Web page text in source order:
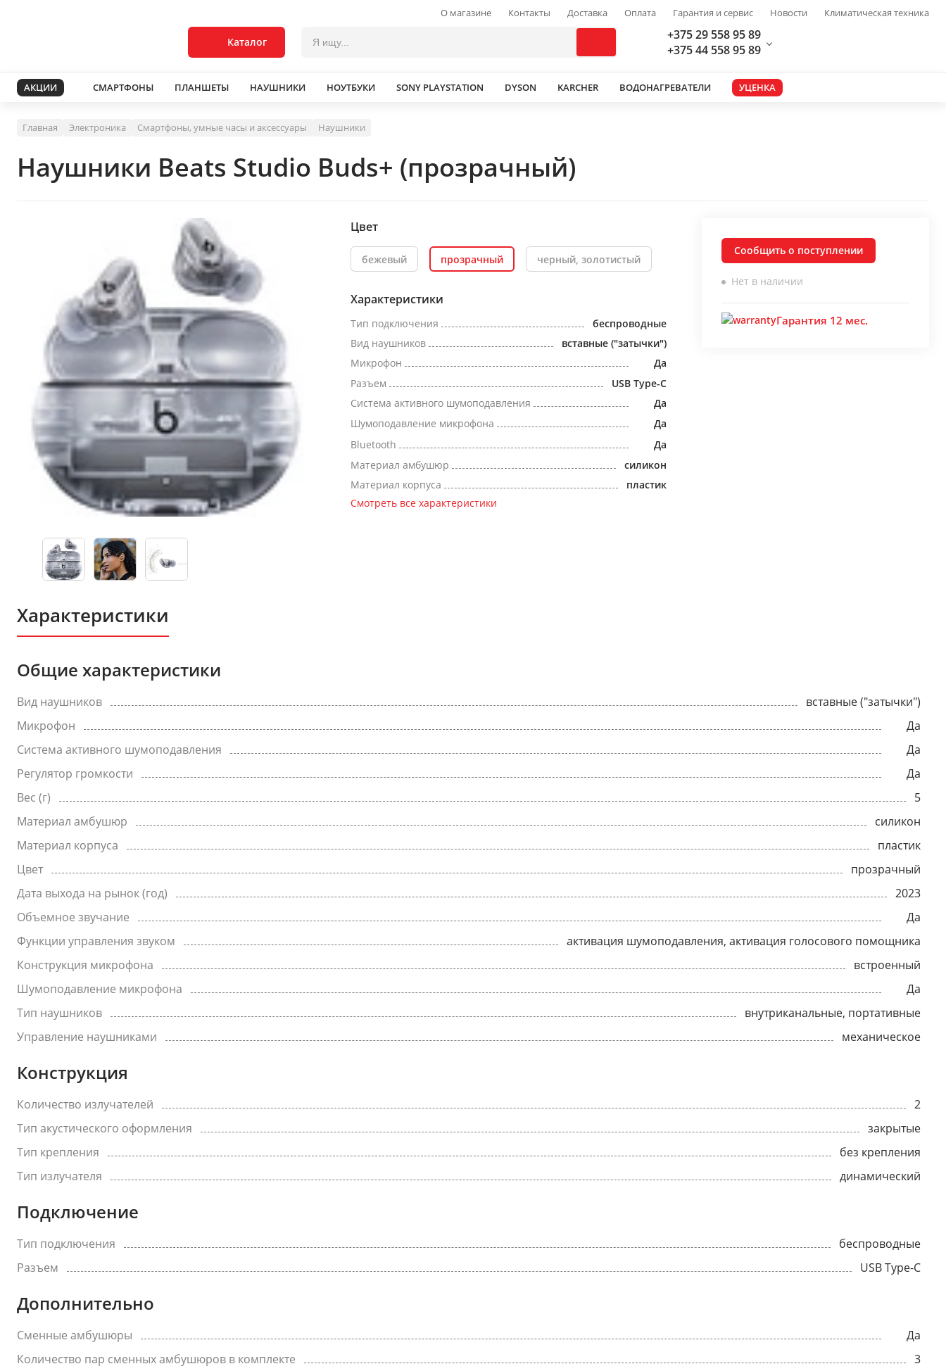
О магазине Контакты Доставка Оплата Гарантия и сервис Новости Климатическая техника
Каталог
+375 29 558 95 89
+375 44 558 95 89
АКЦИИ СМАРТФОНЫ ПЛАНШЕТЫ НАУШНИКИ НОУТБУКИ SONY PLAYSTATION DYSON KARCHER ВОДОНАГРЕВАТЕЛИ УЦЕНКА
Главная Электроника Смартфоны, умные часы и аксессуары Наушники
Наушники Beats Studio Buds+ (прозрачный)
Цвет
бежевый прозрачный черный, золотистый
Характеристики
Тип подключения
беспроводные
Вид наушников
вставные ("затычки")
Микрофон
Да
Разъем
USB Type-C
Система активного шумоподавления
Да
Шумоподавление микрофона
Да
Bluetooth
Да
Материал амбушюр
силикон
Материал корпуса
пластик
Смотреть все характеристики
Сообщить о поступлении
Нет в наличии
Гарантия 12 мес.
Характеристики
Общие характеристики
Вид наушников
вставные ("затычки")
Микрофон
Да
Система активного шумоподавления
Да
Регулятор громкости
Да
Вес (г)
5
Материал амбушюр
силикон
Материал корпуса
пластик
Цвет
прозрачный
Дата выхода на рынок (год)
2023
Объемное звучание
Да
Функции управления звуком
активация шумоподавления, активация голосового помощника
Конструкция микрофона
встроенный
Шумоподавление микрофона
Да
Тип наушников
внутриканальные, портативные
Управление наушниками
механическое
Конструкция
Количество излучателей
2
Тип акустического оформления
закрытые
Тип крепления
без крепления
Тип излучателя
динамический
Подключение
Тип подключения
беспроводные
Разъем
USB Type-C
Дополнительно
Сменные амбушюры
Да
Количество пар сменных амбушюров в комплекте
3